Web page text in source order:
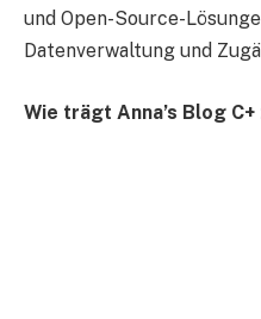
und Open-Source-
Datenverwaltung und
Wie trägt Anna’s Blog